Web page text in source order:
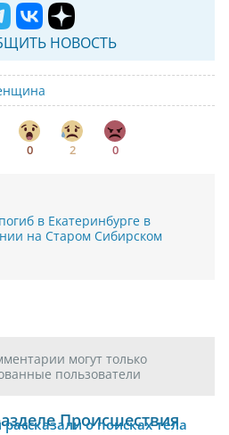
НОВОСТЬ
0 2 0
в Екатеринбурге в
на Старом Сибирском
могут только
пользователи
Происшествия
о поисках тела